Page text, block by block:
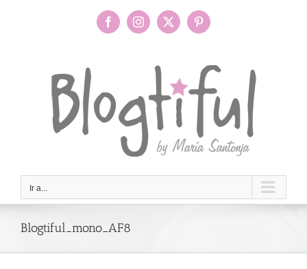
FacebookInstagram
X Pinterest
Ir a...
Blogtiful_mono_AF8